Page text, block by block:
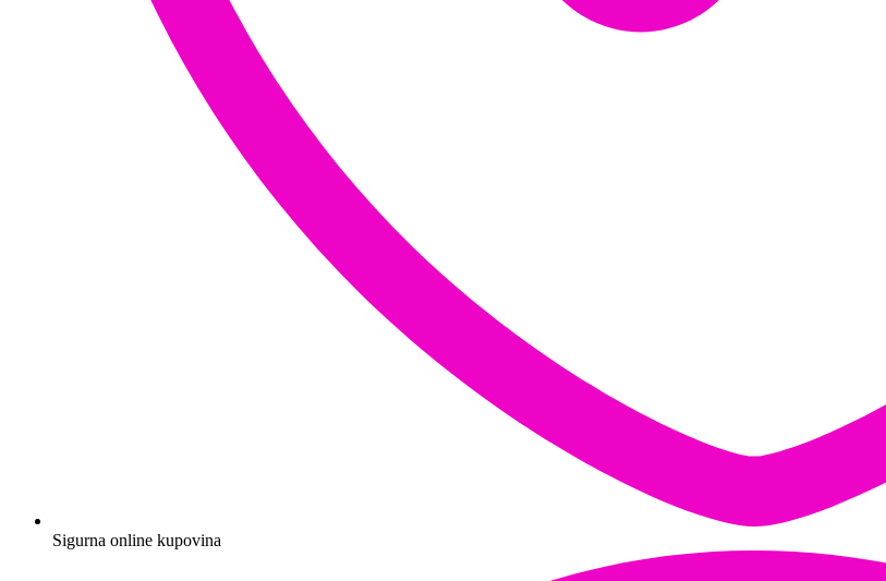
Sigurna online kupovina